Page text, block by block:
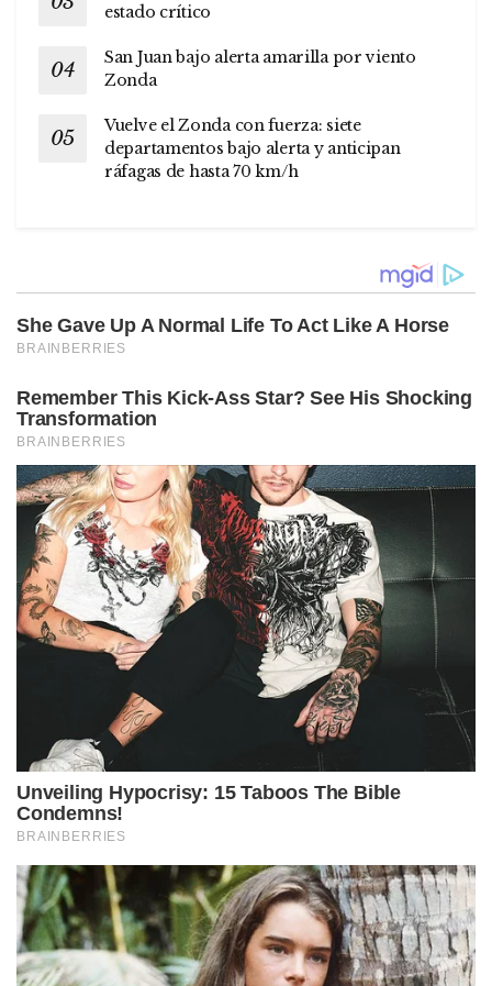
estado crítico
San Juan bajo alerta amarilla por viento
Zonda
Vuelve el Zonda con fuerza: siete
departamentos bajo alerta y anticipan
ráfagas de hasta 70 km/h